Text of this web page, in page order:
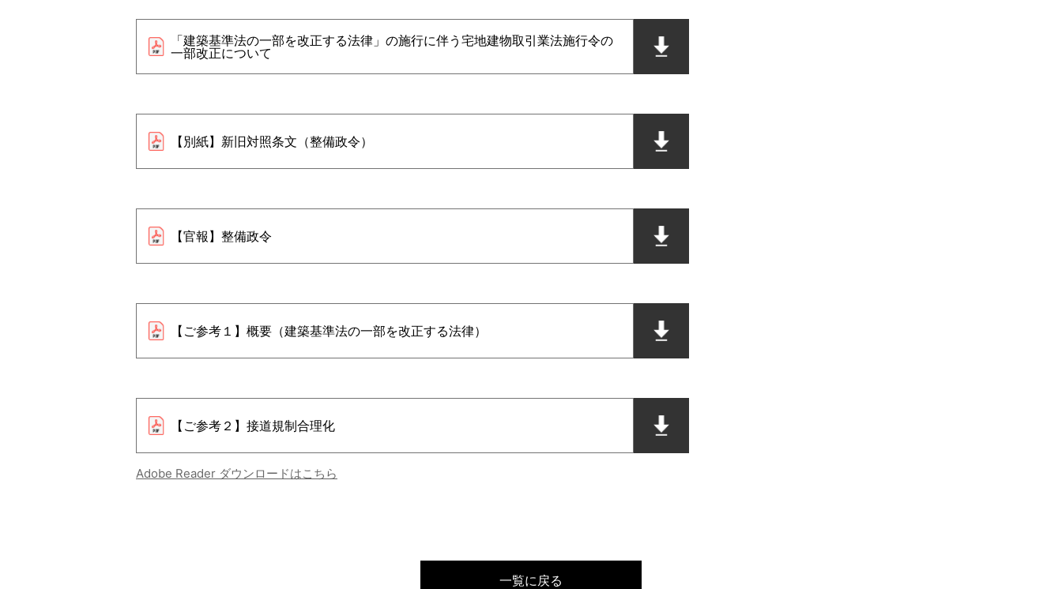
「建築基準法の一部を改正する法律」の施行に伴う宅地建物取引業法施行令の
一部改正について
【別紙】新旧対照条文（整備政令）
【官報】整備政令
【ご参考１】概要（建築基準法の一部を改正する法律）
【ご参考２】接道規制合理化
Adobe Reader ダウンロードはこちら
一覧に戻る